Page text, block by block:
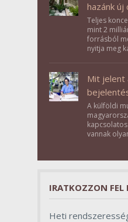
hazánk új
Teljes
mint 2
forrásból
nyitja meg
Mit jelent
A külföldi
vannak
szerepet
IRATKOZZON FEL
Heti